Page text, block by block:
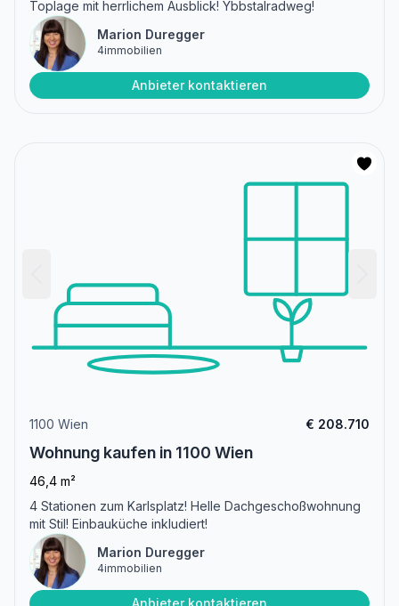
Toplage mit herrlichem Ausblick! Ybbstalradweg!
Marion Duregger
4immobilien
Anbieter kontaktieren
1100 Wien € 208.710
Wohnung kaufen in 1100 Wien
46,4 m²
4 Stationen zum Karlsplatz! Helle Dachgeschoßwohnung
mit Stil! Einbauküche inkludiert!
Marion Duregger
4immobilien
Anbieter kontaktieren